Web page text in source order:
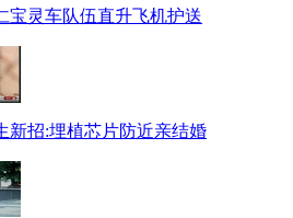
宝灵车队伍直升飞机护送
新招:埋植芯片防近亲结婚